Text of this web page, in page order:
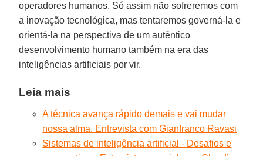
operadores humanos. Só assim não sofreremos com
a inovação tecnológica, mas tentaremos governá-la e
orientá-la na perspectiva de um autêntico
desenvolvimento humano também na era das
inteligências artificiais por vir.
Leia mais
A técnica avança rápido demais e vai mudar
nossa alma. Entrevista com Gianfranco Ravasi
Sistemas de inteligência artificial - Desafios e